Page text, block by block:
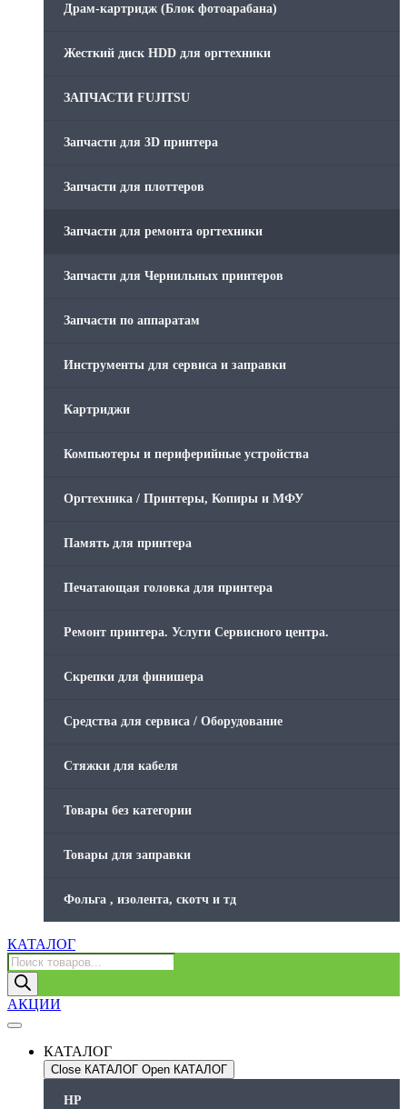
Драм-картридж (Блок фотоарабана)
Жесткий диск HDD для оргтехники
ЗАПЧАСТИ FUJITSU
Запчасти для 3D принтера
Запчасти для плоттеров
Запчасти для ремонта оргтехники
Запчасти для Чернильных принтеров
Запчасти по аппаратам
Инструменты для сервиса и заправки
Картриджи
Компьютеры и периферийные устройства
Оргтехника / Принтеры, Копиры и МФУ
Память для принтера
Печатающая головка для принтера
Ремонт принтера. Услуги Сервисного центра.
Скрепки для финишера
Средства для сервиса / Оборудование
Стяжки для кабеля
Товары без категории
Товары для заправки
Фольга , изолента, скотч и тд
КАТАЛОГ
Поиск
товаров
АКЦИИ
КАТАЛОГ
Close КАТАЛОГ Open КАТАЛОГ
HP